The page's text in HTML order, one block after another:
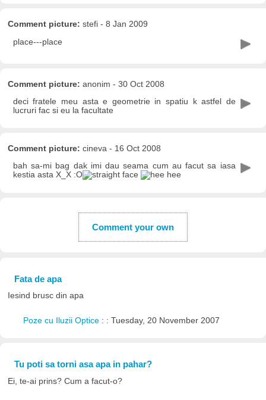
Comment picture: stefi - 8 Jan 2009
place---place
Comment picture: anonim - 30 Oct 2008
deci fratele meu asta e geometrie in spatiu k astfel de
lucruri fac si eu la facultate
Comment picture: cineva - 16 Oct 2008
bah sa-mi bag dak imi dau seama cum au facut sa iasa
kestia asta X_X :O
Comment your own
Fata de apa
Iesind brusc din apa
Poze cu Iluzii Optice : : Tuesday, 20 November 2007
Tu poti sa torni asa apa in pahar?
Ei, te-ai prins? Cum a facut-o?